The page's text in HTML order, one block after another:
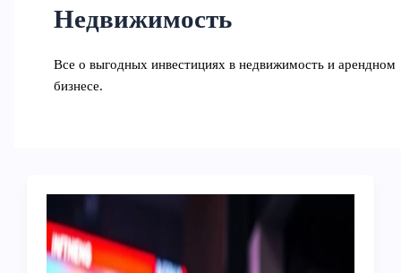
Недвижимость
Все о выгодных инвестициях в недвижимость и арендном
бизнесе.